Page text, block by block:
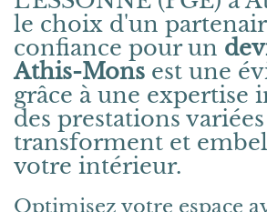
le choix d'un
confiance pour un
Athis-Mons est une
grâce à une expertise
des prestations
transforment et
votre intérieur.
Optimisez votre espace